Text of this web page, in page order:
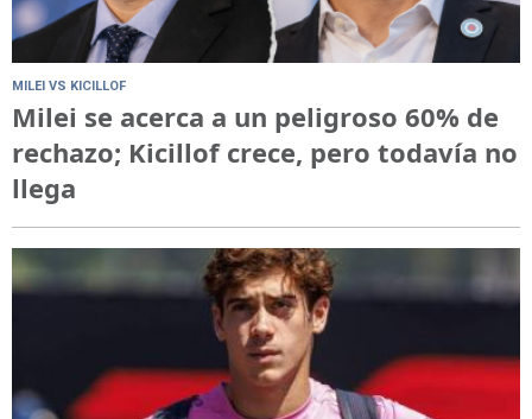
MILEI VS KICILLOF
Milei se acerca a un peligroso 60% de
rechazo; Kicillof crece, pero todavía no
llega